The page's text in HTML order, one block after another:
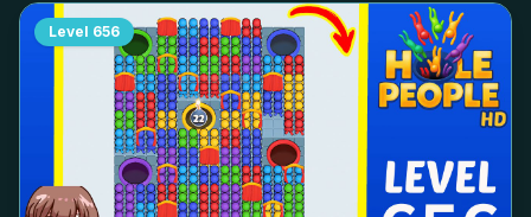
Level 656